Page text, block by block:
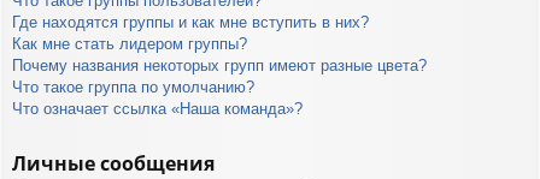
Где находятся группы и как мне вступить в них?
Как мне стать лидером группы?
Почему названия некоторых групп имеют разные цвета?
Что такое группа по умолчанию?
Что означает ссылка «Наша команда»?
Личные сообщения